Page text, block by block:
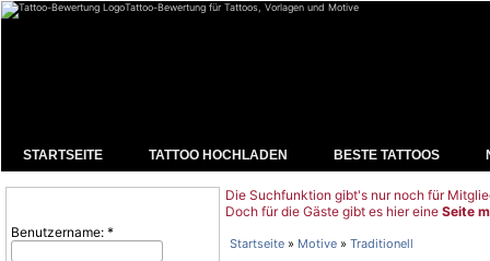
Tattoo-Bewertung für Tattoos, Vorlagen und Motive
STARTSEITE TATTOO HOCHLADEN BESTE TATTOOS
Benutzername: *
Die Suchfunktion gibt's nur noch für
Doch für die Gäste gibt es hier eine Seite
Startseite » Motive » Traditionell